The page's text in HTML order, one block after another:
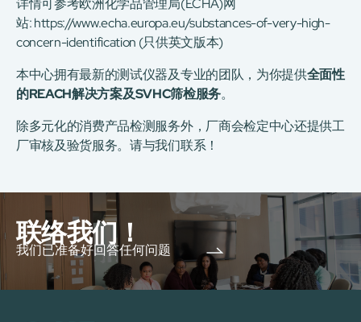
详情可参考欧洲化学品管理局(ECHA)网
站:https://www.echa.europa.eu/substances-of-very-high-
concern-identification (只供英文版本)
本中心拥有最新的测试仪器及专业的团队，为你提供全面性
的REACH解决方案及SVHC筛检服务。
除多元化的消费产品检测服务外，厂商会检定中心还提供工
厂审核及验货服务。请与我们联系！
联络我们！
我们已准备好回答任何问题